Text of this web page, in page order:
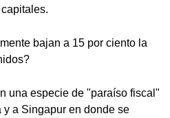
bajan a 15 por ciento la
una especie de "paraíso fiscal"
a Singapur en donde se